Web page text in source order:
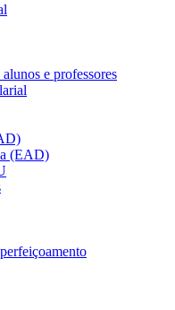
e professores
(EAD)